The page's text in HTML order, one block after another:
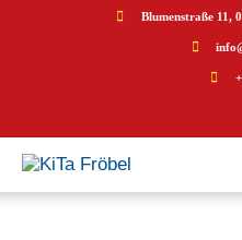
Blumenstraße 11,